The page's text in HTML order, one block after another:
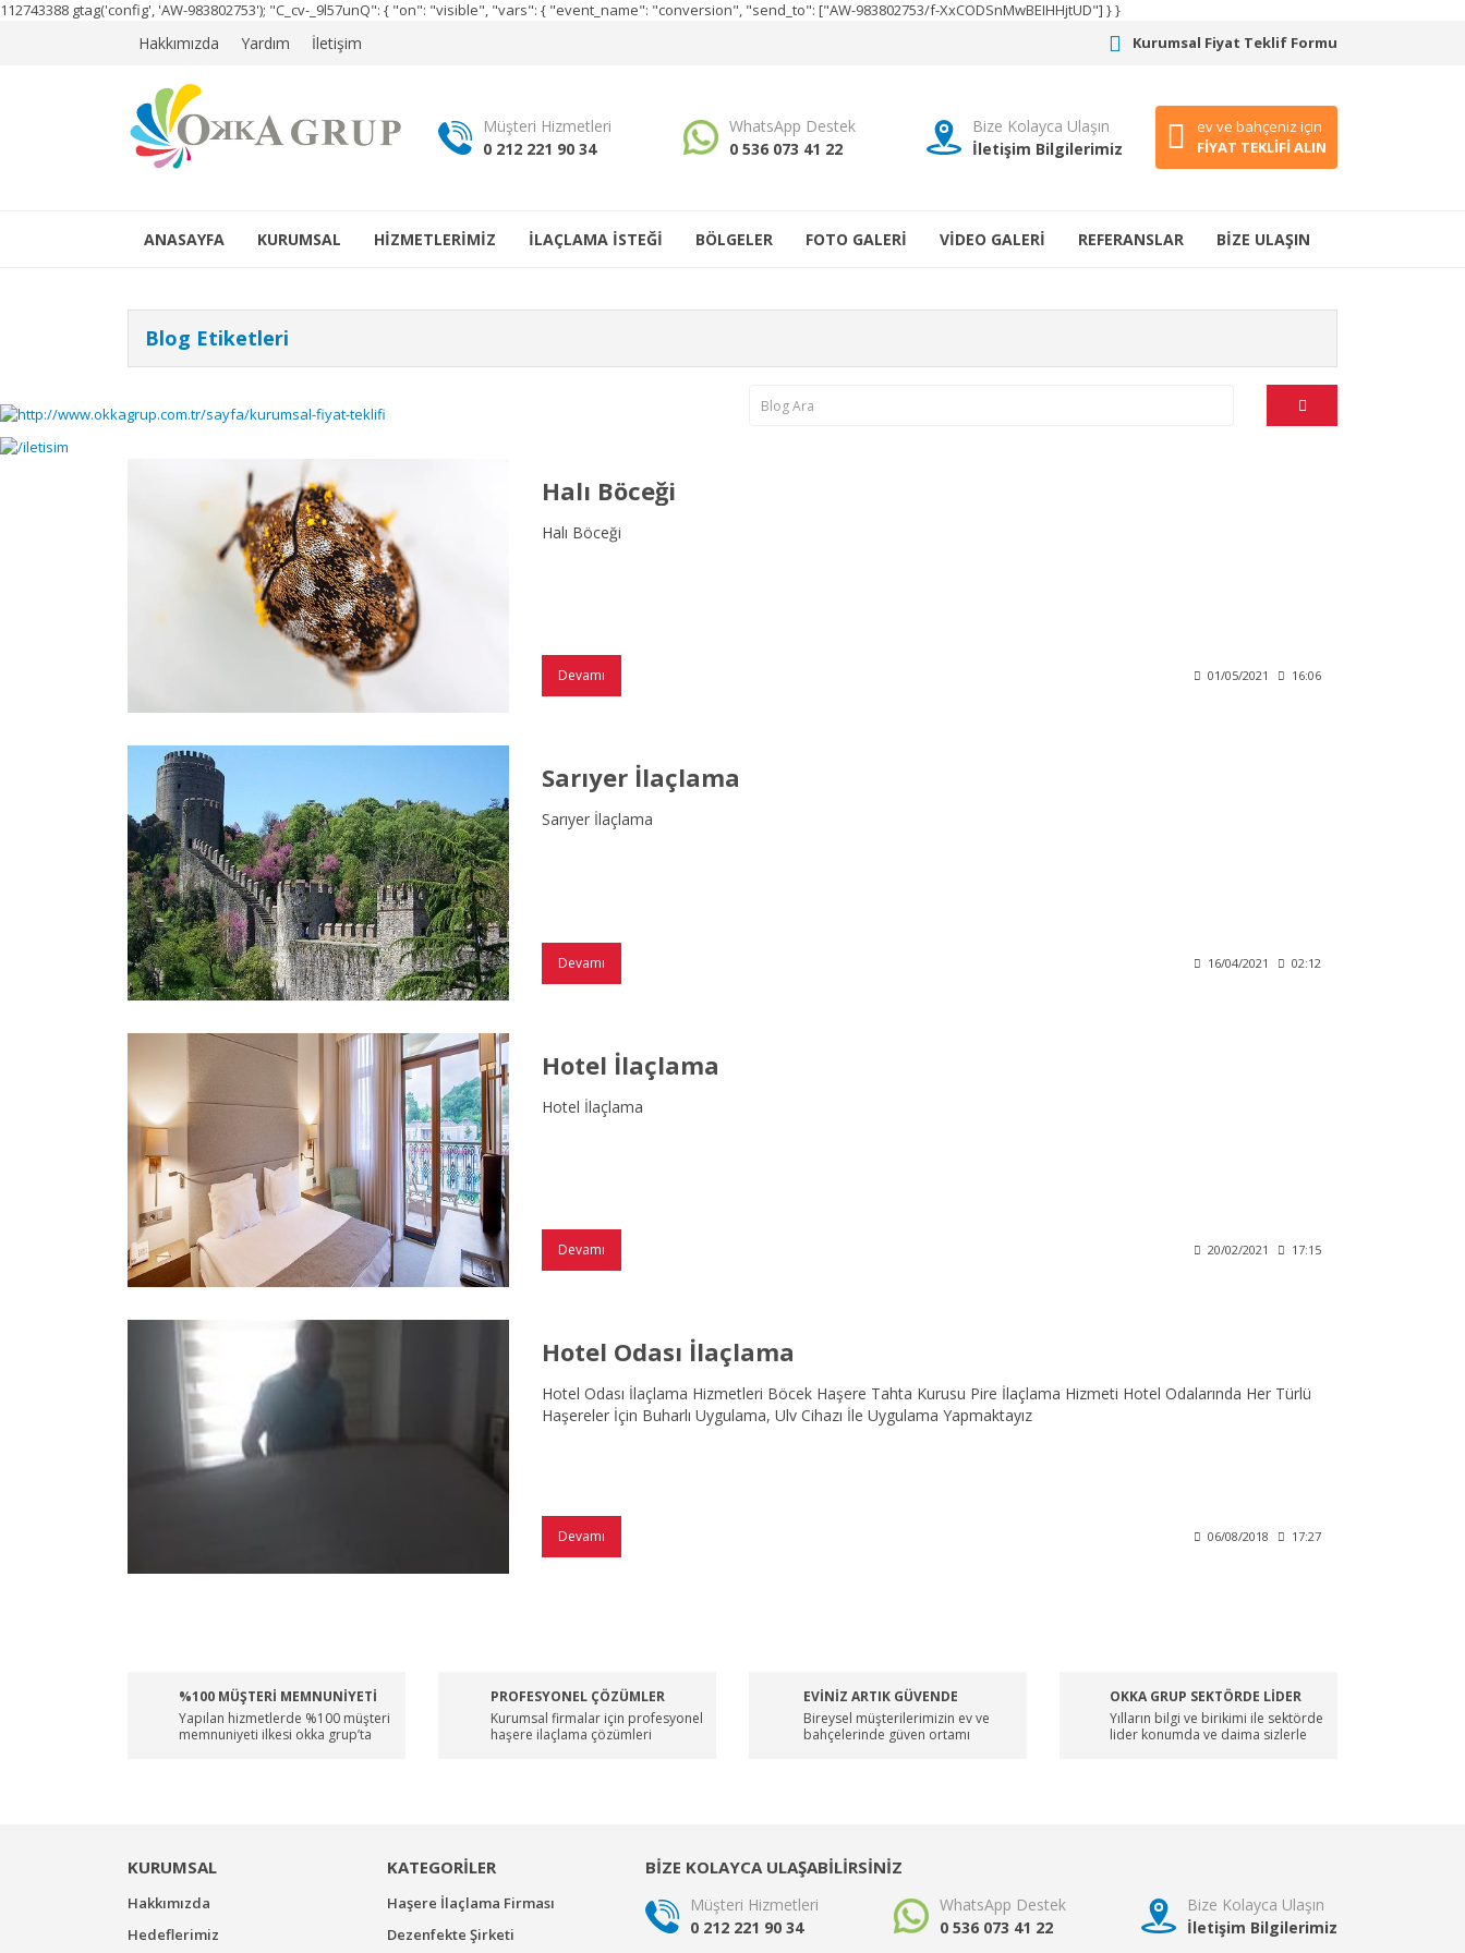
112743388 gtag('config', 'AW-983802753'); "C_cv-_9l57unQ": { "on": "visible", "vars": { "event_name": "conversion", "send_to": ["AW-983802753/f-XxCODSnMwBEIHHjtUD"] } }
Hakkımızda Yardım İletişim Kurumsal Fiyat Teklif Formu
Müşteri Hizmetleri
0 212 221 90 34
WhatsApp Destek
0 536 073 41 22
Bize Kolayca Ulaşın
İletişim Bilgilerimiz
ev ve bahçeniz için
FİYAT TEKLİFİ ALIN
ANASAYFA KURUMSAL HİZMETLERİMİZ İLAÇLAMA İSTEĞİ BÖLGELER FOTO GALERİ VİDEO GALERİ REFERANSLAR BİZE ULAŞIN
Blog Etiketleri
Halı Böceği
Halı Böceği
Devamı 01/05/2021 16:06
Sarıyer İlaçlama
Sarıyer İlaçlama
Devamı 16/04/2021 02:12
Hotel İlaçlama
Hotel İlaçlama
Devamı 20/02/2021 17:15
Hotel Odası İlaçlama
Hotel Odası İlaçlama Hizmetleri Böcek Haşere Tahta Kurusu Pire İlaçlama Hizmeti Hotel Odalarında Her Türlü
Haşereler İçin Buharlı Uygulama, Ulv Cihazı İle Uygulama Yapmaktayız
Devamı 06/08/2018 17:27
%100 MÜŞTERİ MEMNUNİYETİ
Yapılan hizmetlerde %100 müşteri
memnuniyeti ilkesi okka grup’ta
PROFESYONEL ÇÖZÜMLER
Kurumsal firmalar için profesyonel
haşere ilaçlama çözümleri
EVİNİZ ARTIK GÜVENDE
Bireysel müşterilerimizin ev ve
bahçelerinde güven ortamı
OKKA GRUP SEKTÖRDE LİDER
Yılların bilgi ve birikimi ile sektörde
lider konumda ve daima sizlerle
KURUMSAL
Hakkımızda
Hedeflerimiz
KATEGORİLER
Haşere İlaçlama Firması
Dezenfekte Şirketi
BİZE KOLAYCA ULAŞABİLİRSİNİZ
Müşteri Hizmetleri
0 212 221 90 34
WhatsApp Destek
0 536 073 41 22
Bize Kolayca Ulaşın
İletişim Bilgilerimiz